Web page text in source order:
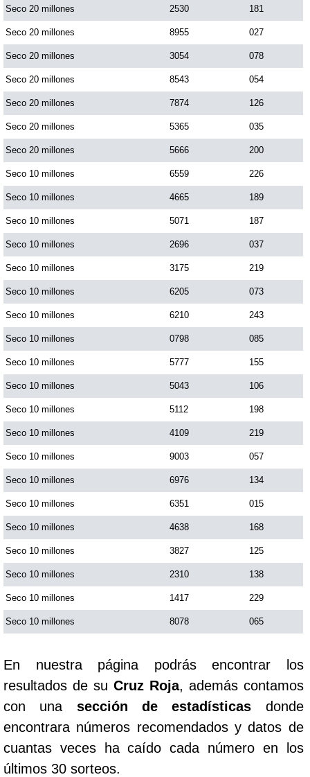
Seco 20 millones 2530 181
Seco 20 millones 8955 027
Seco 20 millones 3054 078
Seco 20 millones 8543 054
Seco 20 millones 7874 126
Seco 20 millones 5365 035
Seco 20 millones 5666 200
Seco 10 millones 6559 226
Seco 10 millones 4665 189
Seco 10 millones 5071 187
Seco 10 millones 2696 037
Seco 10 millones 3175 219
Seco 10 millones 6205 073
Seco 10 millones 6210 243
Seco 10 millones 0798 085
Seco 10 millones 5777 155
Seco 10 millones 5043 106
Seco 10 millones 5112 198
Seco 10 millones 4109 219
Seco 10 millones 9003 057
Seco 10 millones 6976 134
Seco 10 millones 6351 015
Seco 10 millones 4638 168
Seco 10 millones 3827 125
Seco 10 millones 2310 138
Seco 10 millones 1417 229
Seco 10 millones 8078 065
En nuestra página podrás encontrar los
resultados de su Cruz Roja, además contamos
con una sección de estadísticas donde
encontrara números recomendados y datos de
cuantas veces ha caído cada número en los
últimos 30 sorteos.